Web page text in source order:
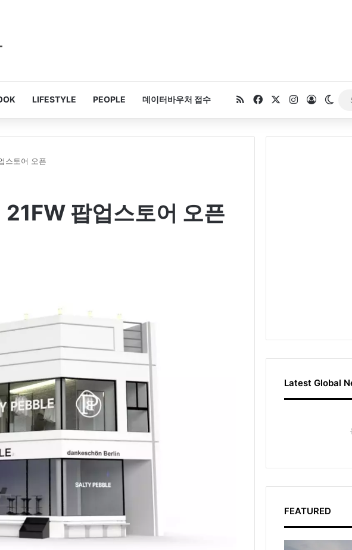
LIFESTYLE PEOPLE 데이터바우처 접수 RSSFacebookInstagram
Log In
스토어 오픈
팝업스토어 오픈
Latest Global
FEATURED